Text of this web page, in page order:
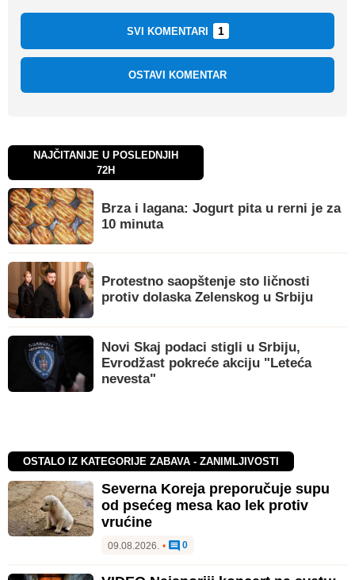
SVI KOMENTARI 1
OSTAVI KOMENTAR
NAJČITANIJE U POSLEDNJIH
72H
Brza i lagana: Jogurt pita u rerni je za
10 minuta
Protestno saopštenje sto ličnosti
protiv dolaska Zelenskog u Srbiju
Novi Skaj podaci stigli u Srbiju,
Evrodžast pokreće akciju "Leteća
nevesta"
OSTALO IZ KATEGORIJE ZABAVA - ZANIMLJIVOSTI
Severna Koreja preporučuje supu
od psećeg mesa kao lek protiv
vrućine
09.08.2026. • 0